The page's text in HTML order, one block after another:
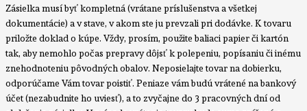
Zásielka musí byť kompletná (vrátane príslušenstva a všetkej
dokumentácie) a v stave, v akom ste ju prevzali pri dodávke. K tovaru
priložte doklad o kúpe. Vždy, prosím, použite baliaci papier či kartón
tak, aby nemohlo počas prepravy dôjsť k polepeniu, popísaniu či inému
znehodnoteniu pôvodných obalov. Neposielajte tovar na dobierku,
odporúčame Vám tovar poistiť. Peniaze vám budú vrátené na bankový
účet (nezabudnite ho uviesť), a to zvyčajne do 3 pracovných dní od